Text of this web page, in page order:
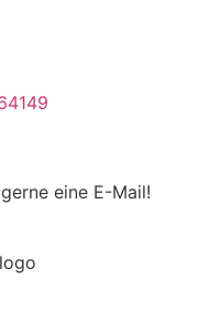
eine E-Mail!